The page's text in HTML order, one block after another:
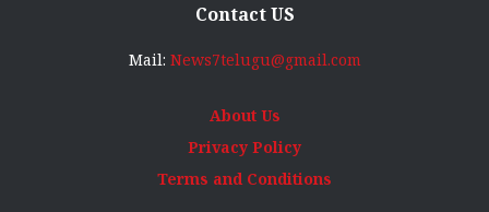
Contact US
Mail: News7telugu@gmail.com
About Us
Privacy Policy
Terms and Conditions